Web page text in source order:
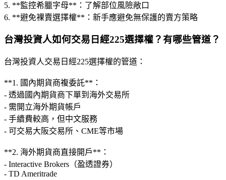
5. **監控希臘字母**：了解部位風險敞口
6. **避免裸賣選擇權**：新手應避免無保護的賣方策略
台灣投資人如何交易日經225選擇權？有哪些管道？
台灣投資人交易日經225選擇權的管道：
**1. 國內期貨商複委託**：
- 透過國內期貨商下單到海外交易所
- 需開立海外期貨帳戶
- 手續費較高，但中文服務
- 可交易大阪交易所、CME等市場
**2. 海外期貨商直接開戶**：
- Interactive Brokers（盈透證券）
- TD Ameritrade